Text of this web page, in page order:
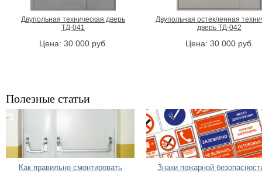
Двупольная техническая дверь
ТД-041
Цена: 30 000руб.
Двупольная остекленная
дверь ТД-042
Цена: 30 000руб.
Полезные статьи
Как правильно смонтировать
Знаки пожарной